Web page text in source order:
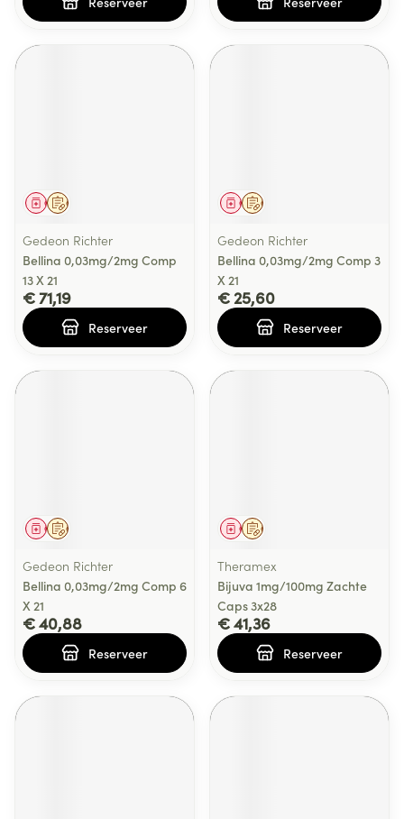
Op voorschrift
Geneesmiddel
Gedeon Richter
Bellina 0,03mg/2mg Comp
13 X 21
€ 71,19
Reserveer
Op voorschrift
Geneesmiddel
Gedeon Richter
Bellina 0,03mg/2mg Comp 3
X 21
€ 25,60
Reserveer
Op voorschrift
Geneesmiddel
Gedeon Richter
Bellina 0,03mg/2mg Comp 6
X 21
€ 40,88
Reserveer
Op voorschrift
Geneesmiddel
Theramex
Bijuva 1mg/100mg Zachte
Caps 3x28
€ 41,36
Reserveer